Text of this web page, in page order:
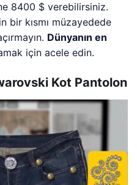
8400 $ verebilirsiniz.
bir kısmı müzayedede
Dünyanın en
için acele edin.
Kot Pantolon